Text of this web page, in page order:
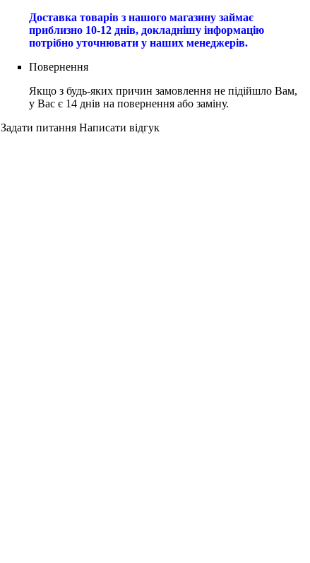
Доставка товарів з нашого магазину займає
приблизно 10-12 днів, докладнішу інформацію
потрібно уточнювати у наших менеджерів.
Повернення
Якщо з будь-яких причин замовлення не підійшло Вам,
у Вас є 14 днів на повернення або заміну.
Задати питання Написати відгук